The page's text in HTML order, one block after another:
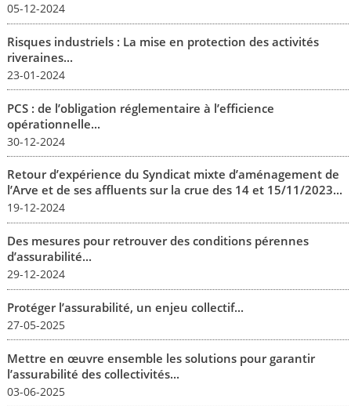
05-12-2024
Risques industriels : La mise en protection des activités
riveraines...
23-01-2024
PCS : de l’obligation réglementaire à l’efficience
opérationnelle...
30-12-2024
Retour d’expérience du Syndicat mixte d’aménagement de
l’Arve et de ses affluents sur la crue des 14 et 15/11/2023...
19-12-2024
Des mesures pour retrouver des conditions pérennes
d’assurabilité...
29-12-2024
Protéger l’assurabilité, un enjeu collectif...
27-05-2025
Mettre en œuvre ensemble les solutions pour garantir
l’assurabilité des collectivités...
03-06-2025